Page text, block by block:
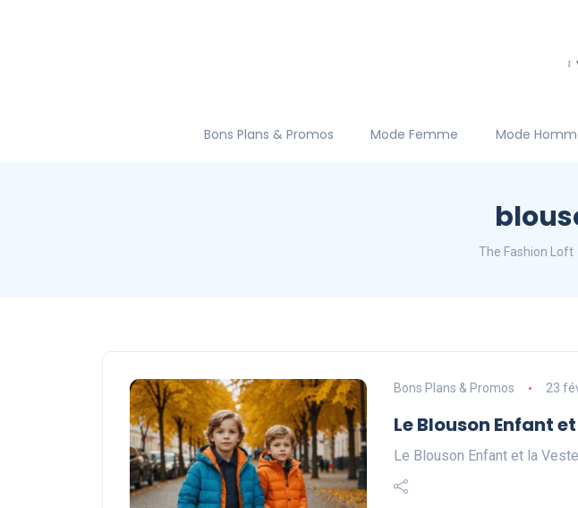
Bons Plans & Promos Mode Femme Mode
The Fashion Loft
Bons Plans & Promos 23
Le Blouson Enfant
Le Blouson Enfant et la